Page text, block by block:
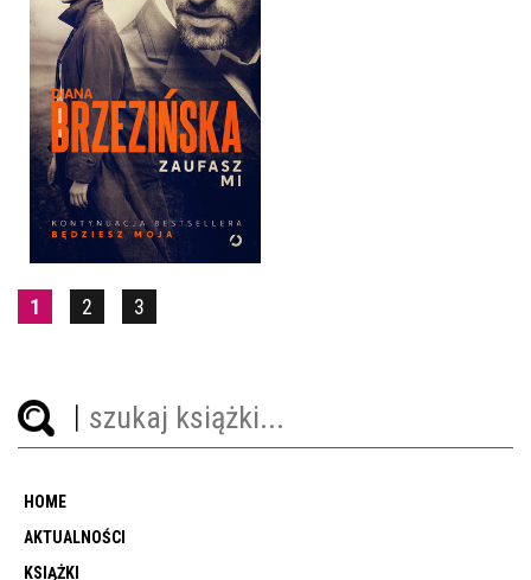
ZAUFASZ MI
DIANA BRZEZIŃSKA
OPRAWA MIĘKKA ZE SKRZYDEŁKAMI
39,90 ZŁ
1 2 3
HOME
AKTUALNOŚCI
KSIĄŻKI